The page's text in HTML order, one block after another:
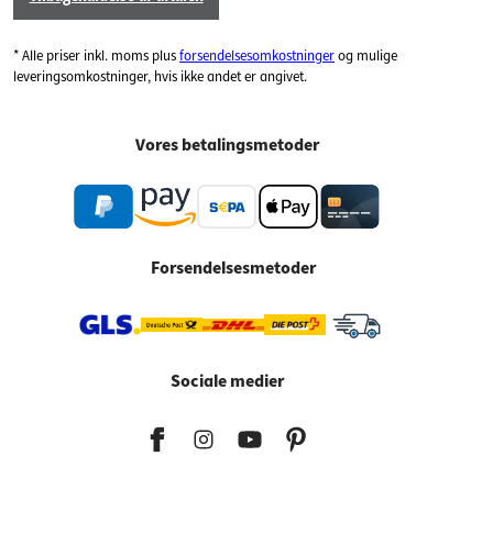
* Alle priser inkl. moms plusforsendelsesomkostningerog mulige
leveringsomkostninger, hvis ikke andet er angivet.
Vores betalingsmetoder
Forsendelsesmetoder
Sociale medier